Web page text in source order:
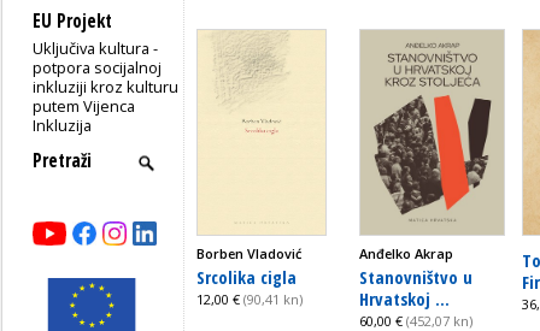
EU Projekt
Uključiva kultura -
potpora socijalnoj
inkluziji kroz kulturu
putem Vijenca
Inkluzija
Borben Vladović
Srcolika cigla
12,00 € (90,41 kn)
Anđelko Akrap
Stanovništvo u
Hrvatskoj ...
60,00 € (452,07 kn)